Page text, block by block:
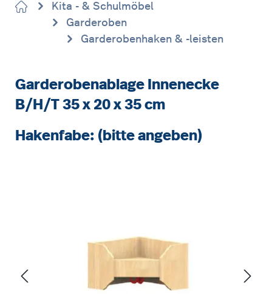
Kita - & Schulmöbel
Garderoben
Garderobenhaken & -leisten
Garderobenablage Innenecke
B/H/T 35 x 20 x 35 cm
Hakenfabe: (bitte angeben)